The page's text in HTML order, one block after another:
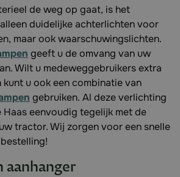
de weg op gaat, is het
duidelijke achterlichten voor
maar ook waarschuwingslichten.
geeft u de omvang van uw
Wilt u medeweggebruikers extra
kunt u ook een combinatie van
gebruiken. Al deze verlichting
Haas eenvoudig tegelijk met de
tractor. Wij zorgen voor een snelle